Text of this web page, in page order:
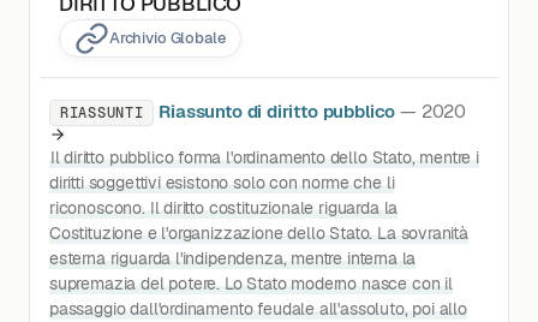
Archivio Globale
RIASSUNTI Riassunto di diritto pubblico — 2020
Il diritto pubblico forma l'ordinamento dello Stato, mentre i
diritti soggettivi esistono solo con norme che li
riconoscono. Il diritto costituzionale riguarda la
Costituzione e l'organizzazione dello Stato. La sovranità
esterna riguarda l'indipendenza, mentre interna la
supremazia del potere. Lo Stato moderno nasce con il
passaggio dall'ordinamento feudale all'assoluto, poi allo